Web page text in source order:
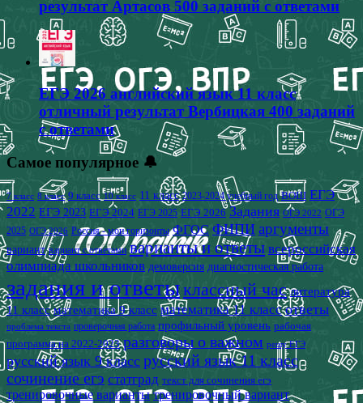
результат Артасов 500 заданий с ответами
ЕГЭ 2026 английский язык 11 класс
отличный результат Вербицкая 400 заданий
с ответами
Самое популярное 🔔
7 класс 8 класс 9 класс 10 класс 11 класс 2023-2024 учебный год ВОШ ЕГЭ
2022 ЕГЭ 2023 ЕГЭ 2024 ЕГЭ 2025 ЕГЭ 2026 Задания ОГЭ 2022 ОГЭ
2025 ОГЭ 2026 Россия - мои горизонты ФГОС ФИПИ аргументы
вариант вариант с ответами варианты и ответы всероссийская
олимпиада школьников демоверсия диагностическая работа
задания и ответыклассный час литература
11 класс математика 9 класс математика 11 класс ответы
проблема текста проверочная работа профильный уровень рабочая
программа на 2022-2023 разговоры о важном решу ЕГЭ
русский язык 9 класс русский язык 11 класс
сочинение егэ статград текст для сочинения егэ
тренировочные варианты тренировочный вариант